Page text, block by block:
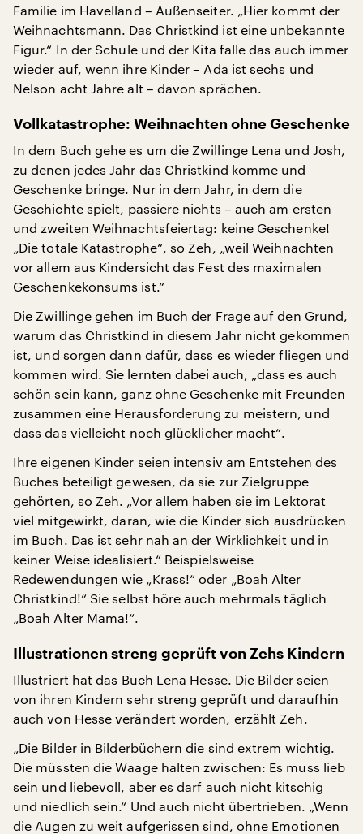
Familie im Havelland – Außenseiter. „Hier kommt der
Weihnachtsmann. Das Christkind ist eine unbekannte
Figur.“ In der Schule und der Kita falle das auch immer
wieder auf, wenn ihre Kinder – Ada ist sechs und
Nelson acht Jahre alt – davon sprächen.
Vollkatastrophe: Weihnachten ohne Geschenke
In dem Buch gehe es um die Zwillinge Lena und Josh,
zu denen jedes Jahr das Christkind komme und
Geschenke bringe. Nur in dem Jahr, in dem die
Geschichte spielt, passiere nichts – auch am ersten
und zweiten Weihnachtsfeiertag: keine Geschenke!
„Die totale Katastrophe“, so Zeh, „weil Weihnachten
vor allem aus Kindersicht das Fest des maximalen
Geschenkekonsums ist.“
Die Zwillinge gehen im Buch der Frage auf den Grund,
warum das Christkind in diesem Jahr nicht gekommen
ist, und sorgen dann dafür, dass es wieder fliegen und
kommen wird. Sie lernten dabei auch, „dass es auch
schön sein kann, ganz ohne Geschenke mit Freunden
zusammen eine Herausforderung zu meistern, und
dass das vielleicht noch glücklicher macht“.
Ihre eigenen Kinder seien intensiv am Entstehen des
Buches beteiligt gewesen, da sie zur Zielgruppe
gehörten, so Zeh. „Vor allem haben sie im Lektorat
viel mitgewirkt, daran, wie die Kinder sich ausdrücken
im Buch. Das ist sehr nah an der Wirklichkeit und in
keiner Weise idealisiert.“ Beispielsweise
Redewendungen wie „Krass!“ oder „Boah Alter
Christkind!“ Sie selbst höre auch mehrmals täglich
„Boah Alter Mama!“.
Illustrationen streng geprüft von Zehs Kindern
Illustriert hat das Buch Lena Hesse. Die Bilder seien
von ihren Kindern sehr streng geprüft und daraufhin
auch von Hesse verändert worden, erzählt Zeh.
„Die Bilder in Bilderbüchern die sind extrem wichtig.
Die müssten die Waage halten zwischen: Es muss lieb
sein und liebevoll, aber es darf auch nicht kitschig
und niedlich sein.“ Und auch nicht übertrieben. „Wenn
die Augen zu weit aufgerissen sind, ohne Emotionen